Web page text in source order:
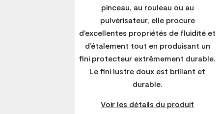
pinceau, au rouleau ou au
pulvérisateur, elle procure
d’excellentes propriétés de fluidité et
d’étalement tout en produisant un
fini protecteur extrêmement durable.
Le fini lustre doux est brillant et
durable.
Voir les détails du produit